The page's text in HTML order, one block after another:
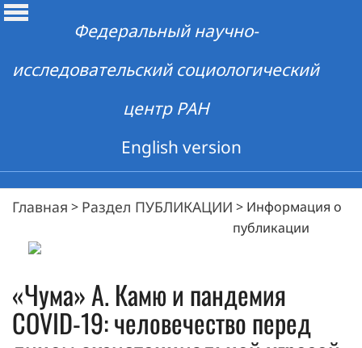
Федеральный научно-
исследовательский социологический
центр РАН
English version
Главная > Раздел ПУБЛИКАЦИИ > Информация о
публикации
«Чума» А. Камю и пандемия
COVID-19: человечество перед